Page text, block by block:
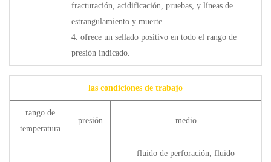
fracturación, acidificación, pruebas, y líneas de
estrangulamiento y muerte.
4. ofrece un sellado positivo en todo el rango de
presión indicado.
las condiciones de trabajo
rango de
temperatura
presión medio
fluido de perforación, fluido